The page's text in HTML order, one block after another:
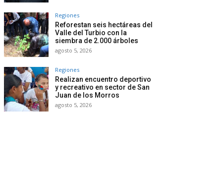
Regiones
Reforestan seis hectáreas del
Valle del Turbio con la
siembra de 2.000 árboles
agosto 5, 2026
Regiones
Realizan encuentro deportivo
y recreativo en sector de San
Juan de los Morros
agosto 5, 2026